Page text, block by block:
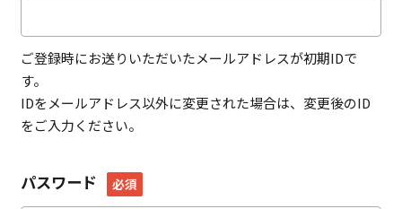
ご登録時にお送りいただいたメールアドレスが初期IDで
す。
IDをメールアドレス以外に変更された場合は、変更後のID
をご入力ください。
パスワード 必須